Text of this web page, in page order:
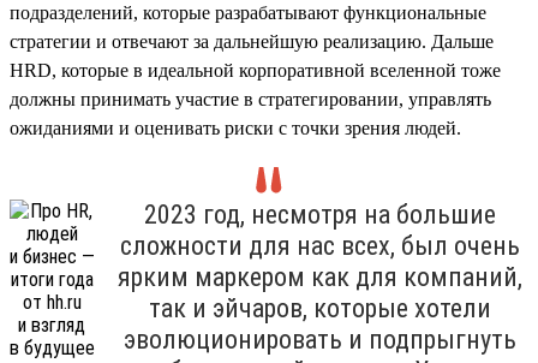
подразделений, которые разрабатывают функциональные
стратегии и отвечают за дальнейшую реализацию. Дальше
HRD, которые в идеальной корпоративной вселенной тоже
должны принимать участие в стратегировании, управлять
ожиданиями и оценивать риски с точки зрения людей.
2023 год, несмотря на большие
сложности для нас всех, был очень
ярким маркером как для компаний,
так и эйчаров, которые хотели
эволюционировать и подпрыгнуть